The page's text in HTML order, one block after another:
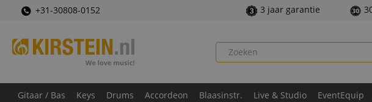
+31-30808-0152 3 jaar garantie
Gitaar / Bas Keys Drums Accordeon Blaasinstr. Live & Studio EventEquip